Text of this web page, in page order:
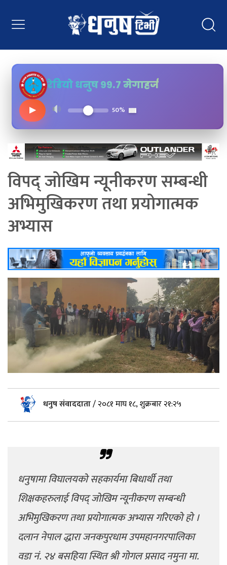
रेडियो धनुष ९९.७ मेगाहर्ज
▶
50%
विपद् जोखिम न्यूनीकरण सम्बन्धी
अभिमुखिकरण तथा प्रयोगात्मक
अभ्यास
धनुष संवाददाता/२०८१ माघ १८, शुक्रबार २१:२५
धनुषामा विघालयको सहकार्यमा बिधार्थी तथा
शिक्षकहरुलाई विपद् जोखिम न्यूनीकरण सम्बन्धी
अभिमुखिकरण तथा प्रयोगात्मक अभ्यास गरिएको हो ।
दलान नेपाल द्धारा जनकपुरधाम उपमहानगरपालिका
वडा नं. २४ बसहिया स्थित श्री गोगल प्रसाद नमुना मा.